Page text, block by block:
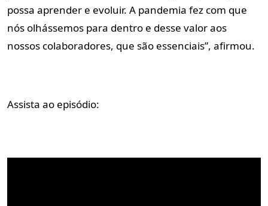
possa aprender e evoluir. A pandemia fez com que
nós olhássemos para dentro e desse valor aos
nossos colaboradores, que são essenciais”, afirmou.
Assista ao episódio: